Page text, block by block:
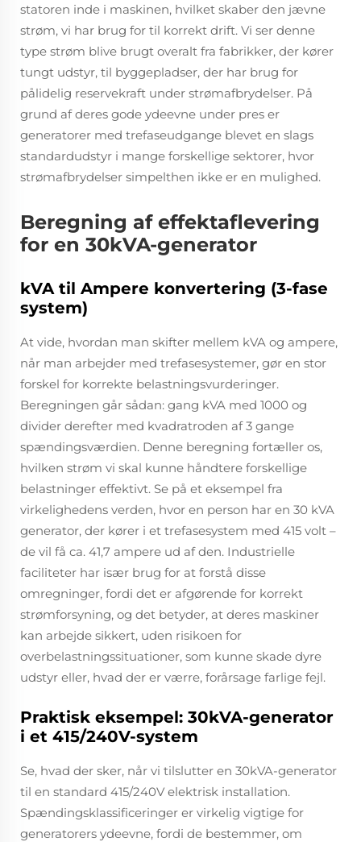
statoren inde i maskinen, hvilket skaber den jævne
strøm, vi har brug for til korrekt drift. Vi ser denne
type strøm blive brugt overalt fra fabrikker, der kører
tungt udstyr, til byggepladser, der har brug for
pålidelig reservekraft under strømafbrydelser. På
grund af deres gode ydeevne under pres er
generatorer med trefaseudgange blevet en slags
standardudstyr i mange forskellige sektorer, hvor
strømafbrydelser simpelthen ikke er en mulighed.
Beregning af effektaflevering
for en 30kVA-generator
kVA til Ampere konvertering (3-fase
system)
At vide, hvordan man skifter mellem kVA og ampere,
når man arbejder med trefasesystemer, gør en stor
forskel for korrekte belastningsvurderinger.
Beregningen går sådan: gang kVA med 1000 og
divider derefter med kvadratroden af 3 gange
spændingsværdien. Denne beregning fortæller os,
hvilken strøm vi skal kunne håndtere forskellige
belastninger effektivt. Se på et eksempel fra
virkelighedens verden, hvor en person har en 30 kVA
generator, der kører i et trefasesystem med 415 volt –
de vil få ca. 41,7 ampere ud af den. Industrielle
faciliteter har især brug for at forstå disse
omregninger, fordi det er afgørende for korrekt
strømforsyning, og det betyder, at deres maskiner
kan arbejde sikkert, uden risikoen for
overbelastningssituationer, som kunne skade dyre
udstyr eller, hvad der er værre, forårsage farlige fejl.
Praktisk eksempel: 30kVA-generator
i et 415/240V-system
Se, hvad der sker, når vi tilslutter en 30kVA-generator
til en standard 415/240V elektrisk installation.
Spændingsklassificeringer er virkelig vigtige for
generatorers ydeevne, fordi de bestemmer, om